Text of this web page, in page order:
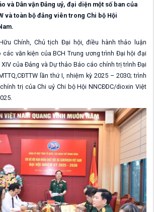
và Dân vận Đảng uỷ, đại diện một số ban của
và toàn bộ đảng viên trong Chi bộ Hội
Chính, Chủ tịch Đại hội, điều hành thảo luận
các văn kiện của BCH Trung ương trình Đại hội đại
của Đảng và Dự thảo Báo cáo chính trị trình Đại
lần thứ I,nhiệm kỳ 2025 – 2030; trình
trị của Chi uỷ Chi bộHội NNCĐDC/dioxin Việt